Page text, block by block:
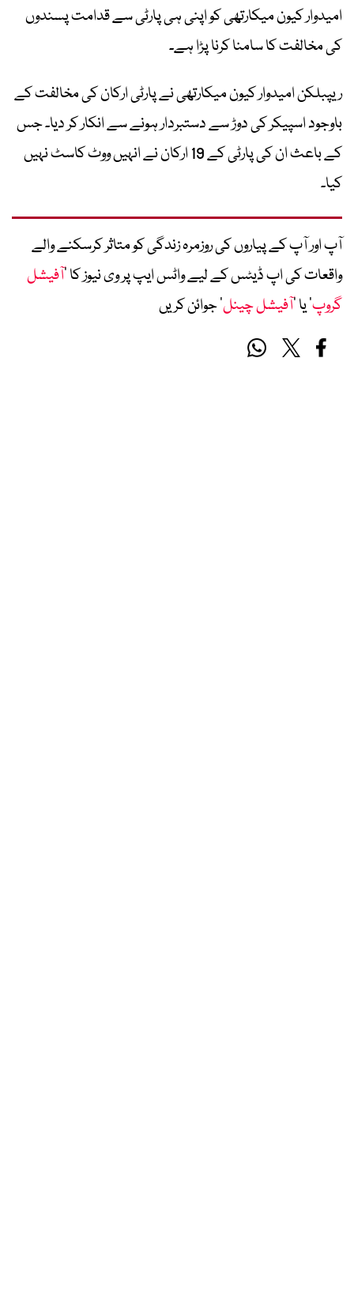
امیدوار کیون میکارتھی کو اپنی ہی پارٹی سے قدامت پسندوں
کی مخالفت کا سامنا کرنا پڑا ہے۔
ریپبلکن امیدوار کیون میکارتھی نے پارٹی ارکان کی مخالفت کے
باوجود اسپیکر کی دوڑ سے دستبردار ہونے سے انکار کر دیا۔ جس
کے باعث ان کی پارٹی کے 19 ارکان نے انہیں ووٹ کاسٹ نہیں
کیا۔
آپ اور آپ کے پیاروں کی روزمرہ زندگی کو متاثر کرسکنے والے
واقعات کی اپ ڈیٹس کے لیے واٹس ایپ پر وی نیوز کا ’آفیشل
گروپ‘ یا ’آفیشل چینل‘ جوائن کریں